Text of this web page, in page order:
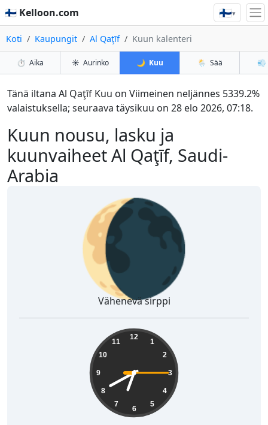
🇫🇮 Kelloon.com 🇫🇮▾
Koti Kaupungit Al Qaţīf Kuun kalenteri
⏱️ Aika ☀️ Aurinko 🌙 Kuu 🌦️ Sää 💨
Kuun nousu, lasku ja
kuunvaiheet Al Qaţīf, Saudi-
Arabia
Tänä iltana Al Qaţīf Kuu on Viimeinen neljännes 5339.2%
valaistuksella; seuraava täysikuu on 28 elo 2026, 07:18.
🌘
Vähenevä sirppi
12
1
2
3
4
5
6
7
8
9
10
11